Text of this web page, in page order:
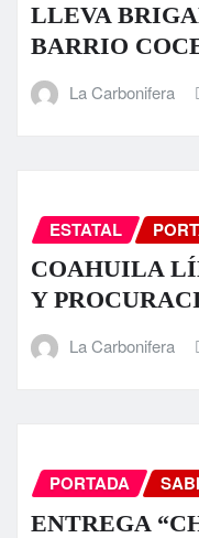
LLEVA
BARRIO
La Carbonifera
ESTATAL
COAHUILA
Y
La Carbonifera
PORTADA
ENTREGA